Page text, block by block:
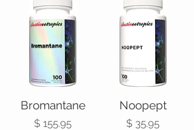
Noopept
מחיר
Bromantane
מחיר